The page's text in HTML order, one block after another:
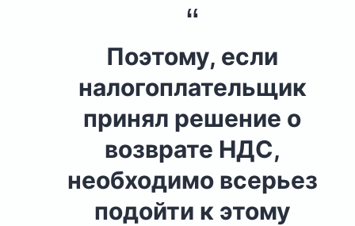
Поэтому, если
налогоплательщик
принял решение о
возврате НДС,
необходимо всерьез
подойти к этому